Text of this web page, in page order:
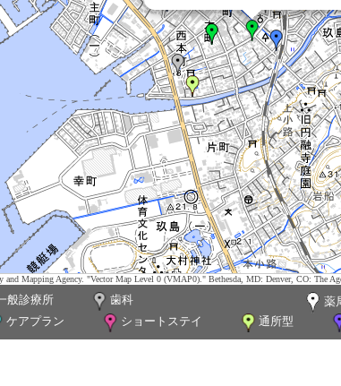
and Mapping Agency. "Vector Map Level 0 (VMAP0)." Bethesda, MD: Denver, CO: The
般診療所 歯科
薬
ケアプラン ショートステイ 通所型